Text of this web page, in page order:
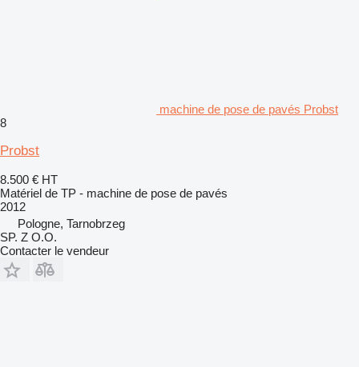
machine de pose de pavés Probst
8
Probst
8.500 € HT
Matériel de TP - machine de pose de pavés
2012
Pologne, Tarnobrzeg
SP. Z O.O.
Contacter le vendeur